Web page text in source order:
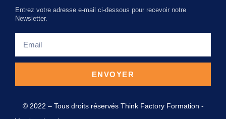
Entrez votre adresse e-mail ci-dessous pour recevoir notre
Newsletter.
ENVOYER
© 2022 – Tous droits réservés Think Factory Formation -